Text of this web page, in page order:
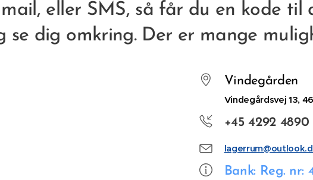
eller SMS, så får du en kode til
se dig omkring. Der er mange
Vindegården
Vindegårdsvej 13,
+45 4292 4890
Bank: Reg. nr: